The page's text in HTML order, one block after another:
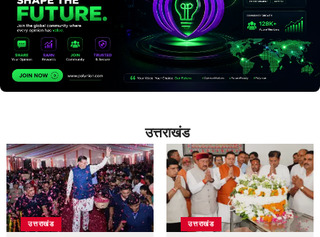
उत्तराखंड
उत्तराखंड उत्तराखंड